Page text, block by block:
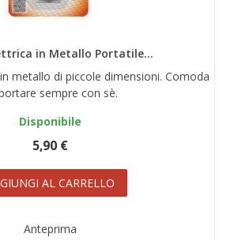
in Metallo Portatile...
metallo di piccole dimensioni. Comoda
sempre con sè.
Disponibile
5,90 €
AL CARRELLO
Anteprima